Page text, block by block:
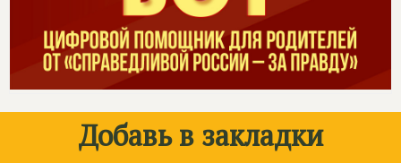
Добавь в закладки